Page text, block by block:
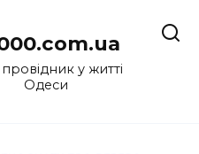
у житті
Одеси